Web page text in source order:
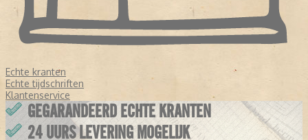
Echte kranten
Echte tijdschriften
Klantenservice
GEGARANDEERD ECHTE KRANTEN
24 UURS LEVERING MOGELIJK